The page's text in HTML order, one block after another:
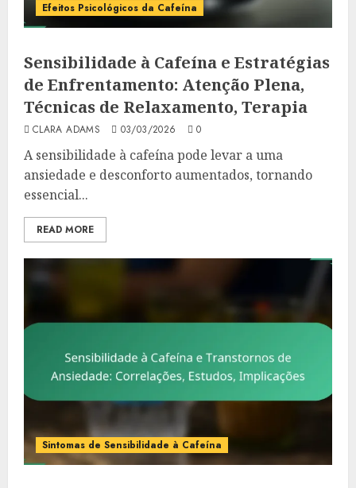
Efeitos Psicológicos da Cafeína
Sensibilidade à Cafeína e Estratégias
de Enfrentamento: Atenção Plena,
Técnicas de Relaxamento, Terapia
CLARA ADAMS 03/03/2026 0
A sensibilidade à cafeína pode levar a uma
ansiedade e desconforto aumentados, tornando
essencial...
READ MORE
Sintomas de Sensibilidade à Cafeína